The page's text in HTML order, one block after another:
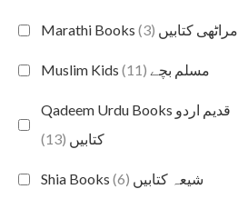
Marathi Books مراٹھی کتابیں (3)
Muslim Kids مسلم بچے (11)
Qadeem Urdu Books قدیم اردو
کتابیں (13)
Shia Books شیعہ کتابیں (6)